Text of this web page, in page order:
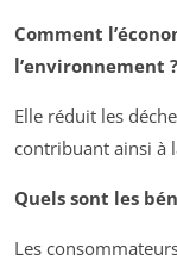
Comment
l’environnement ?
Elle réduit les
contribuant ainsi à
Quels sont les
Les